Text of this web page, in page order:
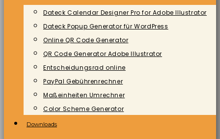
Dateck Calendar Designer Pro for Adobe Illustrator
Dateck Popup Generator für WordPress
Online QR Code Generator
QR Code Generator Adobe Illustrator
Entscheidungsrad online
PayPal Gebührenrechner
Maßeinheiten Umrechner
Color Scheme Generator
Downloads